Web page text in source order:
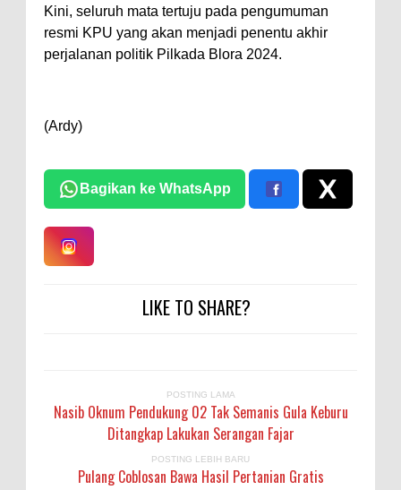
Kini, seluruh mata tertuju pada pengumuman
resmi KPU yang akan menjadi penentu akhir
perjalanan politik Pilkada Blora 2024.
(Ardy)
Bagikan ke WhatsApp
LIKE TO SHARE?
POSTING LAMA
Nasib Oknum Pendukung 02 Tak Semanis Gula Keburu
Ditangkap Lakukan Serangan Fajar
POSTING LEBIH BARU
Pulang Coblosan Bawa Hasil Pertanian Gratis